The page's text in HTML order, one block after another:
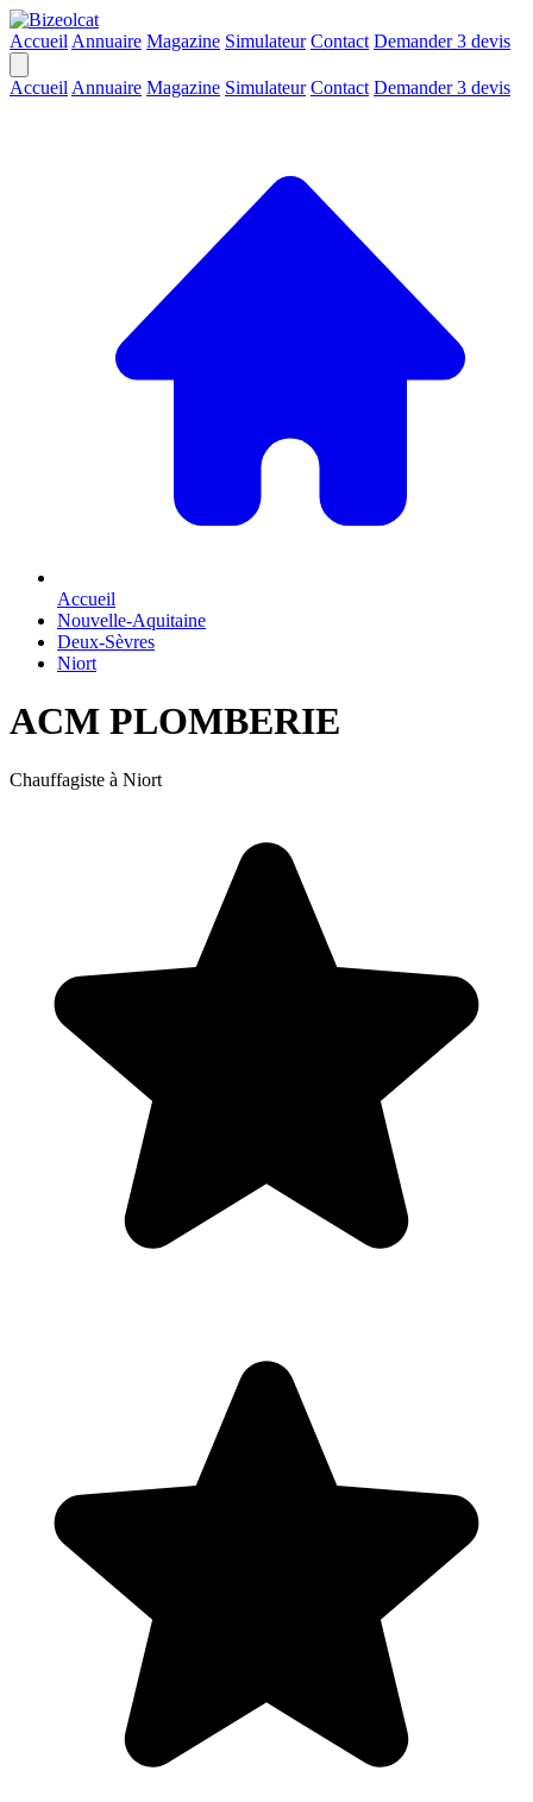
Accueil Annuaire Magazine Simulateur Contact Demander 3 devis
Accueil Annuaire Magazine Simulateur Contact Demander 3 devis
Accueil
Nouvelle-Aquitaine
Deux-Sèvres
Niort
ACM PLOMBERIE
Chauffagiste à Niort